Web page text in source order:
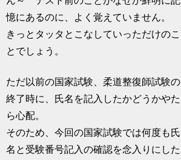
憶にあるのに、よく覚えていません。
きっとタッタとこなしていっただけのこ
とでしょう。
ただ以前の国家試験、柔道整復師試験の
終了時に、氏名を記入したかどうかやた
ら心配。
そのため、今回の国家試験では何度も氏
名と受験番号記入の確認を念入りにした